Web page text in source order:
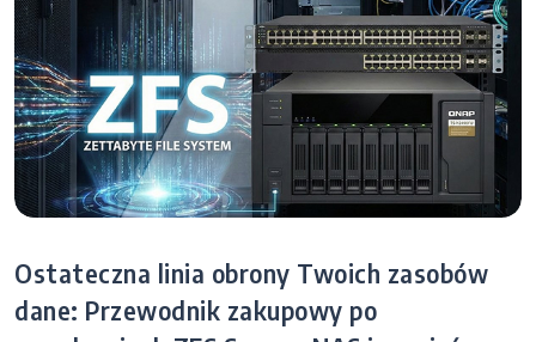
Ostateczna linia obrony Twoich zasobów
dane: Przewodnik zakupowy po